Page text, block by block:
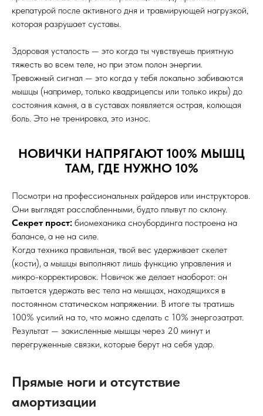
крепатурой после активного дня и травмирующей нагрузкой,
которая разрушает суставы.
Здоровая усталость — это когда ты чувствуешь приятную
тяжесть во всем теле, но при этом полон энергии.
Тревожный сигнал — это когда у тебя локально забиваются
мышцы (например, только квадрицепсы или только икры) до
состояния камня, а в суставах появляется острая, колющая
боль. Это не тренировка, это износ.
НОВИЧКИ НАПРЯГАЮТ 100% МЫШЦ
ТАМ, ГДЕ НУЖНО 10%
Посмотри на профессиональных райдеров или инструкторов.
Они выглядят расслабленными, будто плывут по склону.
Секрет прост: биомеханика сноубординга построена на
балансе, а не на силе.
Когда техника правильная, твой вес удерживает скелет
(кости), а мышцы выполняют лишь функцию управления и
микро-корректировок. Новичок же делает наоборот: он
пытается удержать вес тела на мышцах, находящихся в
постоянном статическом напряжении. В итоге ты тратишь
100% усилий на то, что можно сделать с 10% энергозатрат.
Результат — закисленные мышцы через 20 минут и
перегруженные связки, которые берут на себя удар.
Прямые ноги и отсутствие
амортизации